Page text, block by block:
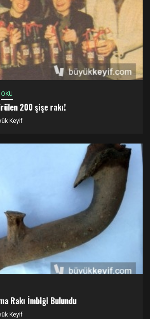
OKU
200 şişe rakı!
Keyif
Rakı İmbiği Bulundu
Keyif